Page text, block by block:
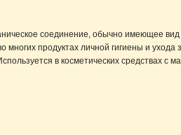
соединение, обычно имеющее
многих продуктах личной гигиены и
в косметических средствах с